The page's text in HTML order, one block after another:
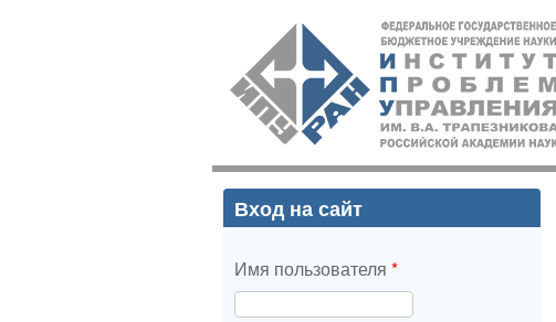
ИПУ
РАН
Вход на сайт
Имя пользователя *